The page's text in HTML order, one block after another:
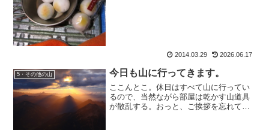
2014.03.29 2026.06.17
5・その他の山 今日も山に行ってきます。
ここんとこ。休日はすべて山に行ってい
るので、当然ながら部屋は乾かす山道具
が散乱する。おっと、ご挨拶を忘れてい